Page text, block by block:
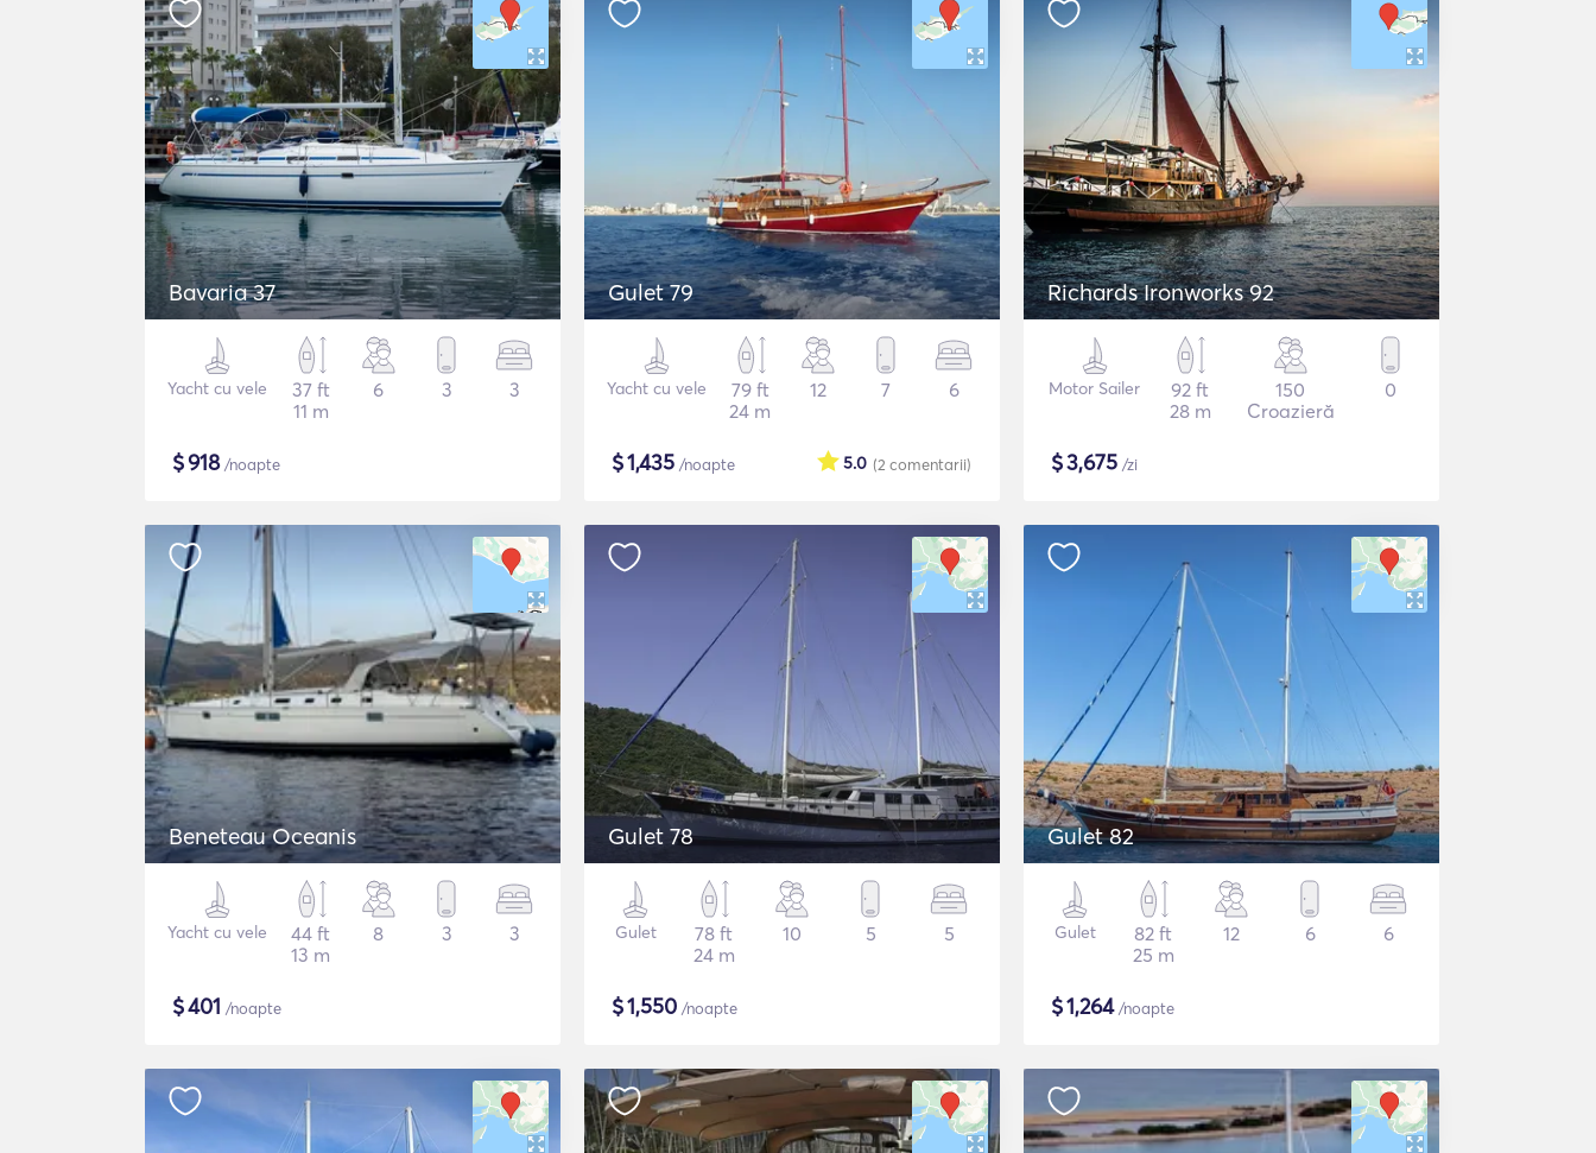
Bavaria 37
Yacht cu vele
37 ft
11 m
6 3 3
$918/noapte
Gulet 79
Yacht cu vele
79 ft
24 m
12 7 6
$1,435 /noapte (2 comentarii)
5.0
Richards Ironworks 92
Motor Sailer
92 ft
28 m
150
Croazieră
0
$3,675 /zi
Beneteau Oceanis
Yacht cu vele
44 ft
13 m
8 3 3
$401 /noapte
Gulet 78
Gulet
78 ft
24 m
10 5 5
$1,550 /noapte
Gulet 82
Gulet
82 ft
25 m
12 6 6
$1,264/noapte